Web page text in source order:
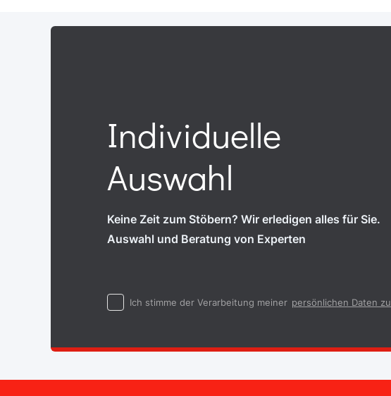
Individuelle
Auswahl
Keine Zeit zum Stöbern? Wir erledigen alles für Sie.
Auswahl und Beratung von Experten
Ich stimme der Verarbeitung meiner persönlichen Daten zu